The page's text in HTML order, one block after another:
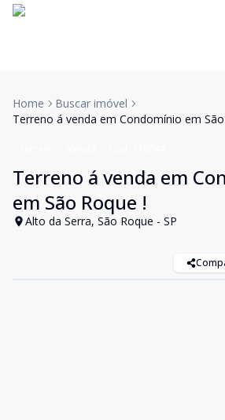
Home
Buscar imóvel
Terreno á venda em Condomínio em
Terreno á venda em
em São Roque !
Alto da Serra, São Roque - SP